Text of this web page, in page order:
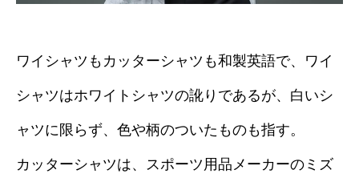
ワイシャツもカッターシャツも和製英語で、ワイ
シャツはホワイトシャツの訛りであるが、白いシ
ャツに限らず、色や柄のついたものも指す。
カッターシャツは、スポーツ用品メーカーのミズ